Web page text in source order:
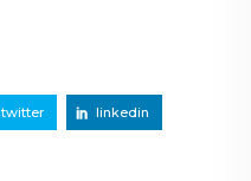
twitter linkedin